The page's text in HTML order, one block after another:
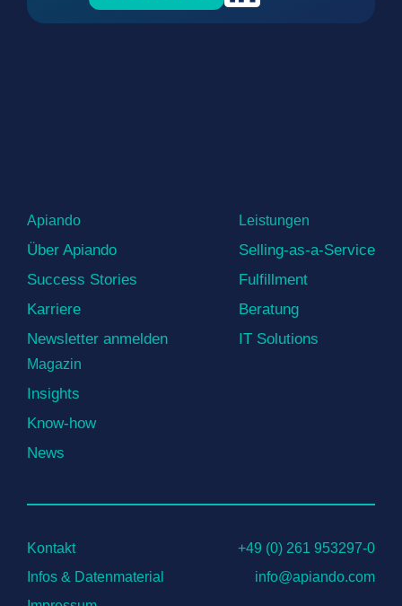
Apiando
Über Apiando
Success Stories
Karriere
Newsletter anmelden
Leistungen
Selling-as-a-Service
Fulfillment
Beratung
IT Solutions
Magazin
Insights
Know-how
News
Kontakt
Infos & Datenmaterial
+49 (0) 261 953297-0
info@apiando.com